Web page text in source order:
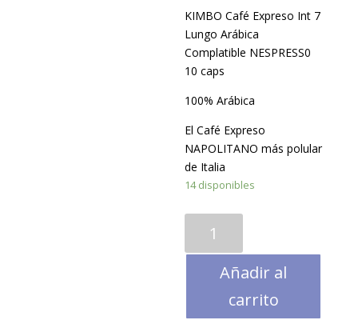
KIMBO Café Expreso Int 7
Lungo Arábica
Complatible NESPRESS0
10 caps
100% Arábica
El Café Expreso
NAPOLITANO más polular
de Italia
14 disponibles
Expreso
Añadir al
carrito